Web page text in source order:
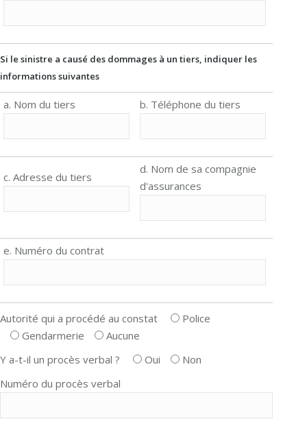
Si le sinistre a causé des dommages à un tiers, indiquer les
informations suivantes
a. Nom du tiers b. Téléphone du tiers
c. Adresse du tiers
d. Nom de sa compagnie
d'assurances
e. Numéro du contrat
Autorité qui a procédé au constat
Police
Gendarmerie
Aucune
Y a-t-il un procès verbal ?
Oui
Non
Numéro du procès verbal